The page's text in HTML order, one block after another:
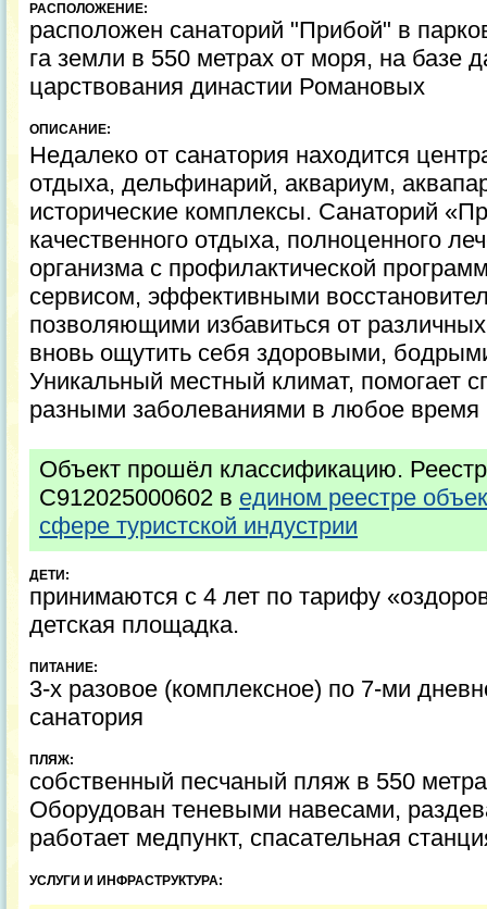
РАСПОЛОЖЕНИЕ:
расположен санаторий "Прибой" в
га земли в 550 метрах от моря, на базе
царствования династии Романовых
ОПИСАНИЕ:
Недалеко от санатория находится
отдыха, дельфинарий, аквариум,
исторические комплексы. Санаторий
качественного отдыха, полноценного
организма с профилактической
сервисом, эффективными
позволяющими избавиться от
вновь ощутить себя здоровыми,
Уникальный местный климат, помогает
разными заболеваниями в любое время
Объект прошёл классификацию.
С912025000602 в едином реестре
сфере туристской индустрии
ДЕТИ:
принимаются с 4 лет по тарифу
детская площадка.
ПИТАНИЕ:
3-х разовое (комплексное) по 7-ми
санатория
ПЛЯЖ:
собственный песчаный пляж в 550
Оборудован теневыми навесами,
работает медпункт, спасательная
УСЛУГИ И ИНФРАСТРУКТУРА: